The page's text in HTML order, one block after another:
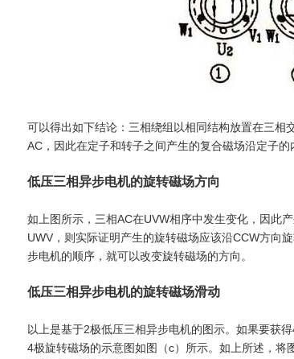
可以得出如下结论：三相绕组以相同结构放置在三
AC，因此在定子和转子之间产生的复合磁场沿定子的
低压三相异步电机的旋转磁场方向
如上图所示，三相AC在UVW相序中发生变化，因此
UWV，则实际证明产生的旋转磁场应该沿CCW方向
步电机的顺序，就可以改变旋转磁场的方向。
低压三相异步电机的旋转磁场滑动
以上是基于2极低压三相异步电机的图示。如果要获
4极旋转磁场的示意图如图（c）所示。如上所述，